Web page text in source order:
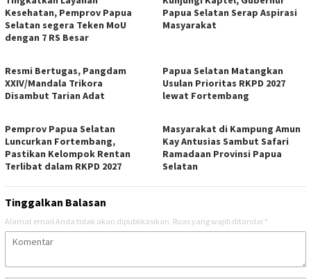
Kesehatan, Pemprov Papua
Selatan segera Teken MoU
dengan 7 RS Besar
Papua Selatan Serap Aspirasi
Masyarakat
Resmi Bertugas, Pangdam
XXIV/Mandala Trikora
Disambut Tarian Adat
Papua Selatan Matangkan
Usulan Prioritas RKPD 2027
lewat Fortembang
Pemprov Papua Selatan
Luncurkan Fortembang,
Pastikan Kelompok Rentan
Terlibat dalam RKPD 2027
Masyarakat di Kampung Amun
Kay Antusias Sambut Safari
Ramadaan Provinsi Papua
Selatan
Tinggalkan Balasan
Alamat email Anda tidak akan dipublikasikan. Ruas yang wajib ditandai *